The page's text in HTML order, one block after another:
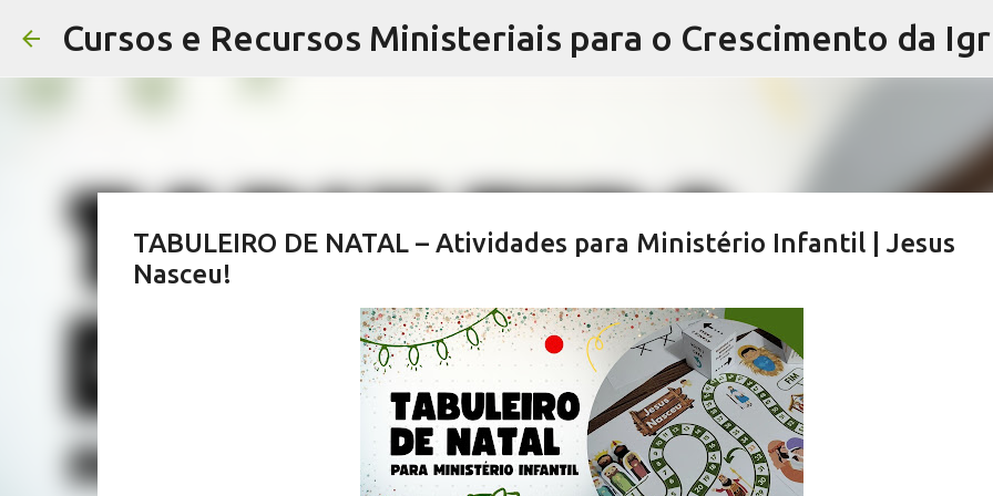
Pular para o conteúdo principal
Cursos e Recursos Ministeriais para o Crescimento da
TABULEIRO DE NATAL – Atividades para Ministério Infantil | Jesus
Nasceu!